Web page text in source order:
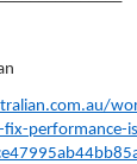
performance-